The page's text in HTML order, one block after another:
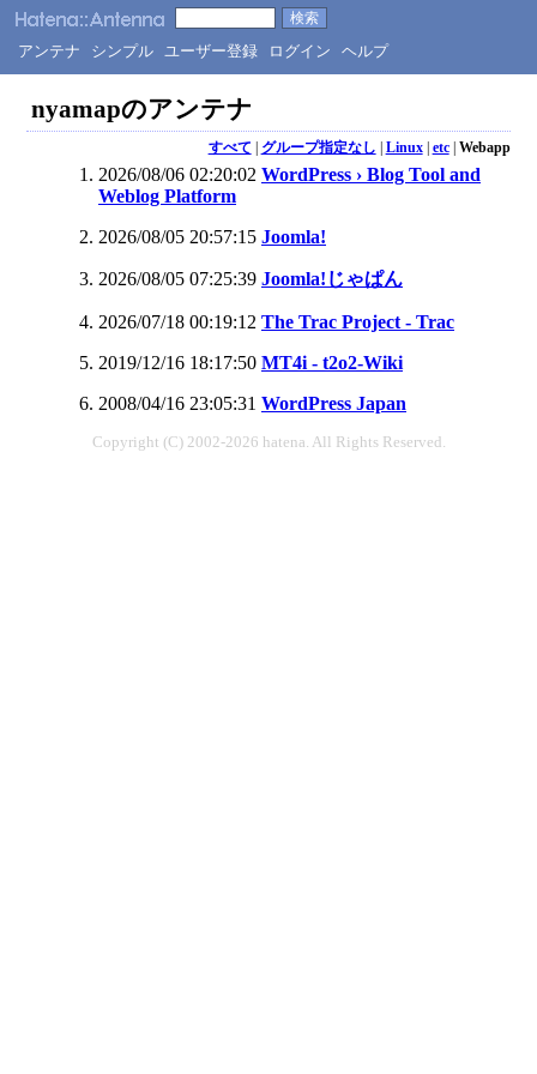
アンテナ シンプル ユーザー登録 ログイン ヘルプ
nyamapのアンテナ
すべて | グループ指定なし | Linux| etc| Webapp
2026/08/06 02:20:02 WordPress › Blog Tool and
Weblog Platform
2026/08/05 20:57:15 Joomla!
2026/08/05 07:25:39 Joomla!じゃぱん
2026/07/18 00:19:12 The Trac Project - Trac
2019/12/16 18:17:50 MT4i - t2o2-Wiki
2008/04/16 23:05:31 WordPress Japan
Copyright (C) 2002-2026 hatena. All Rights Reserved.